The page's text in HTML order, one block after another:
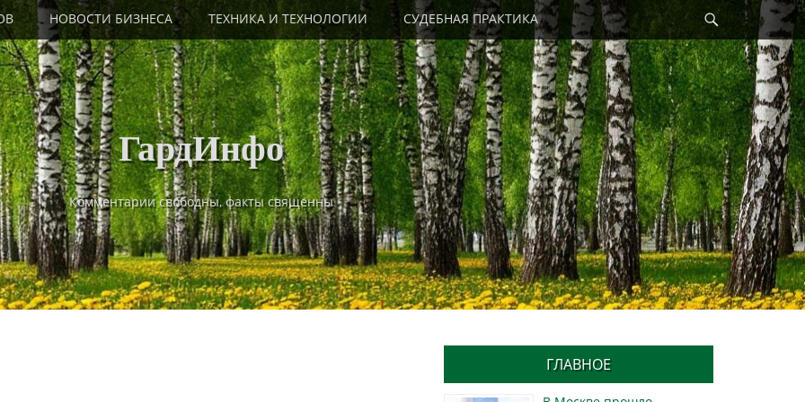
НОВОСТИ БИЗНЕСА ТЕХНИКА И ТЕХНОЛОГИИ СУДЕБНАЯ ПРАКТИКА
Найти
ГардИнфо
Комментарии свободны, факты священны
ГЛАВНОЕ